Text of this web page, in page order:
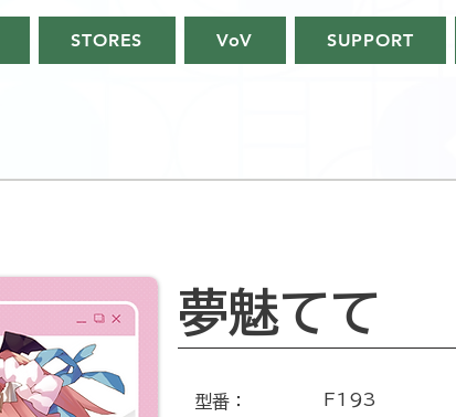
STORES VoV SUPPORT
夢魅てて
​型番​：
F193